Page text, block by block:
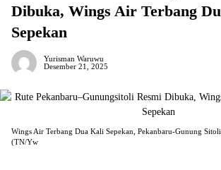
Dibuka, Wings Air Terbang
Sepekan
Yurisman Waruwu
Desember 21, 2025
Wings Air Terbang Dua Kali Sepekan, Pekanbaru-Gunung
(TN/Yw